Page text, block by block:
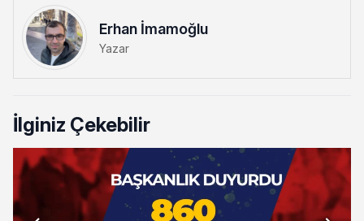
Erhan İmamoğlu
Yazar
İlginiz Çekebilir